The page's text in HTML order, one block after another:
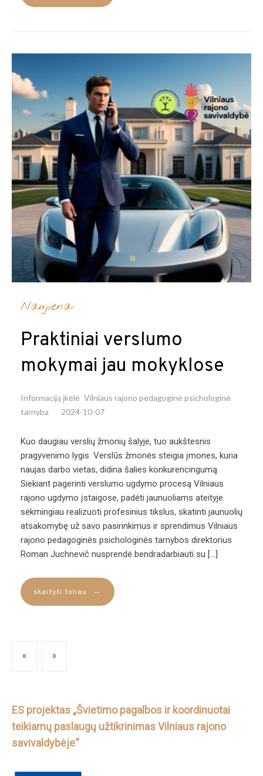
Naujiena
Praktiniai verslumo
mokymai jau mokyklose
Informaciją įkėlė Vilniaus rajono pedagoginė psichologinė
tarnyba
2024-10-07
Kuo daugiau verslių žmonių šalyje, tuo aukštesnis
pragyvenimo lygis. Verslūs žmonės steigia įmones, kuria
naujas darbo vietas, didina šalies konkurencingumą.
Siekiant pagerinti verslumo ugdymo procesą Vilniaus
rajono ugdymo įstaigose, padėti jaunuoliams ateityje
sėkmingiau realizuoti profesinius tikslus, skatinti jaunuolių
atsakomybę už savo pasirinkimus ir sprendimus Vilniaus
rajono pedagoginės psichologinės tarnybos direktorius
Roman Juchnevič nusprendė bendradarbiauti su […]
skaityti toliau →
« »
ES projektas „Švietimo pagalbos ir koordinuotai
teikiamų paslaugų užtikrinimas Vilniaus rajono
savivaldybėje“